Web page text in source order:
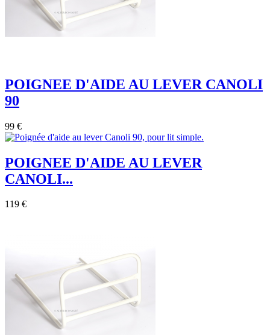
POIGNEE D'AIDE AU LEVER CANOLI
90
99 €
POIGNEE D'AIDE AU LEVER
CANOLI...
119 €